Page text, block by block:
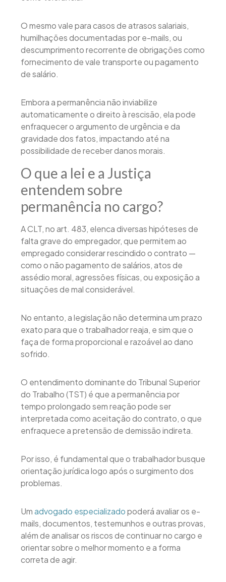
O mesmo vale para casos de atrasos salariais,
humilhações documentadas por e-mails, ou
descumprimento recorrente de obrigações como
fornecimento de vale transporte ou pagamento
de salário.
Embora a permanência não inviabilize
automaticamente o direito à rescisão, ela pode
enfraquecer o argumento de urgência e da
gravidade dos fatos, impactando até na
possibilidade de receber danos morais.
O que a lei e a Justiça
entendem sobre
permanência no cargo?
A CLT, no art. 483, elenca diversas hipóteses de
falta grave do empregador, que permitem ao
empregado considerar rescindido o contrato —
como o não pagamento de salários, atos de
assédio moral, agressões físicas, ou exposição a
situações de mal considerável.
No entanto, a legislação não determina um prazo
exato para que o trabalhador reaja, e sim que o
faça de forma proporcional e razoável ao dano
sofrido.
O entendimento dominante do Tribunal Superior
do Trabalho (TST) é que a permanência por
tempo prolongado sem reação pode ser
interpretada como aceitação do contrato, o que
enfraquece a pretensão de demissão indireta.
Por isso, é fundamental que o trabalhador busque
orientação jurídica logo após o surgimento dos
problemas.
Umadvogado especializadopoderá avaliar os e-
mails, documentos, testemunhos e outras provas,
além de analisar os riscos de continuar no cargo e
orientar sobre o melhor momento e a forma
correta de agir.